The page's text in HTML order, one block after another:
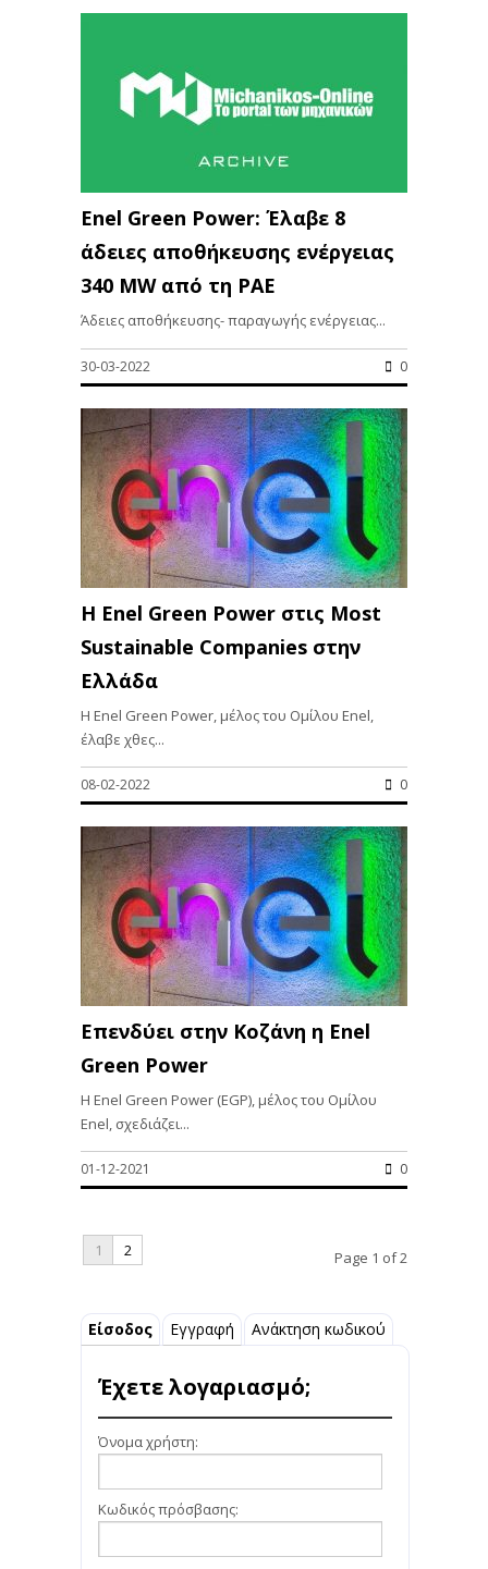
Enel Green Power: Έλαβε 8
άδειες αποθήκευσης ενέργειας
340 MW από τη ΡΑΕ
Άδειες αποθήκευσης- παραγωγής ενέργειας...
30-03-2022 0
Η Enel Green Power στις Most
Sustainable Companies στην
Ελλάδα
Η Enel Green Power, μέλος του Ομίλου Enel,
έλαβε χθες...
08-02-2022 0
Επενδύει στην Κοζάνη η Enel
Green Power
Η Enel Green Power (EGP), μέλος του Ομίλου
Enel, σχεδιάζει...
01-12-2021 0
1 2 Page 1 of 2
Είσοδος Εγγραφή Ανάκτηση κωδικού
Έχετε λογαριασμό;
Όνομα χρήστη:
Κωδικός πρόσβασης: